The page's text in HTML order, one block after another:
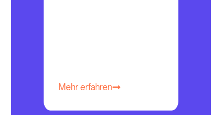
Mehr erfahren